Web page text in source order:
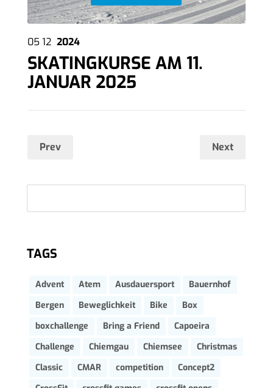
05 12 2024
SKATINGKURSE AM 11.
JANUAR 2025
Prev Next
TAGS
Advent Atem Ausdauersport
Bauernhof
Bergen
Beweglichkeit Bike
Box
boxchallenge
Bring a Friend
Capoeira
Challenge
Chiemgau Chiemsee
Christmas
Classic
CMAR competition
Concept2